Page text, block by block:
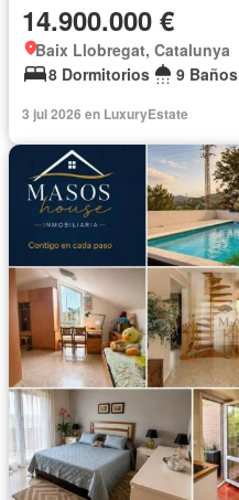
14.900.000 €
Baix Llobregat, Catalunya
8 Dormitorios
9 Baños
3 jul 2026 en LuxuryEstate